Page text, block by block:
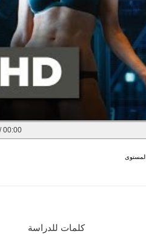
/00:00
كلمات للدراسة